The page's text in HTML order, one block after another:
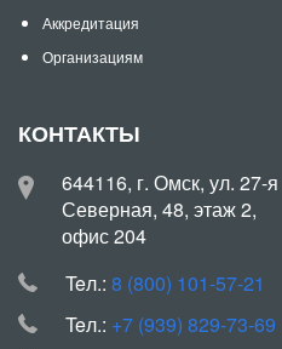
Аккредитация
Организациям
КОНТАКТЫ
644116, г. Омск, ул. 27-я
Северная, 48, этаж 2,
офис 204
Teл.: 8 (800) 101-57-21
Teл.: +7 (939) 829-73-69